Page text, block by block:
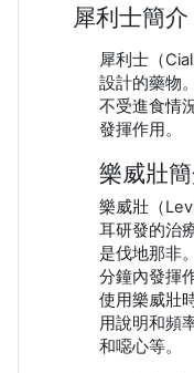
犀利士簡介
犀利士（
設計的藥物
不受進食情
發揮作用。
樂威壯
樂威壯（
耳研發的治
是伐地那非
分鐘內發揮
使用樂威壯
用說明和頻
和噁心等。